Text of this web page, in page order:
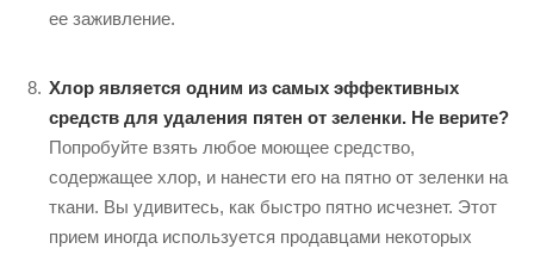
ее заживление.
Хлор является одним из самых эффективных
средств для удаления пятен от зеленки. Не верите?
Попробуйте взять любое моющее средство,
содержащее хлор, и нанести его на пятно от зеленки на
ткани. Вы удивитесь, как быстро пятно исчезнет. Этот
прием иногда используется продавцами некоторых